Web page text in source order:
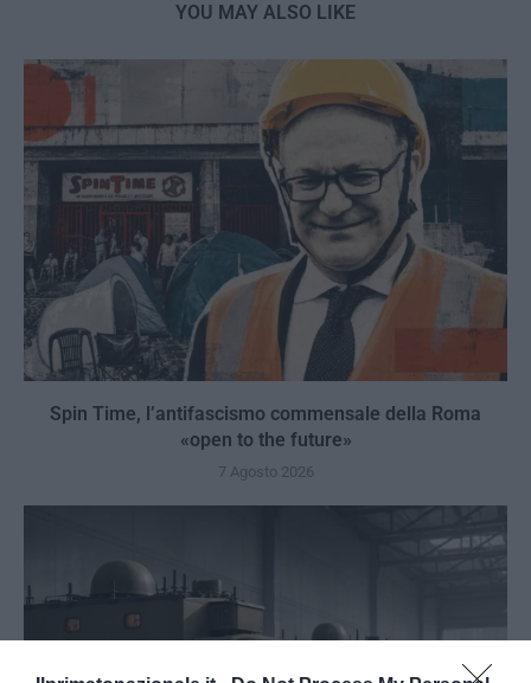
YOU MAY ALSO LIKE
Spin Time, l’antifascismo commensale della Roma
«open to the future»
7 Agosto 2026